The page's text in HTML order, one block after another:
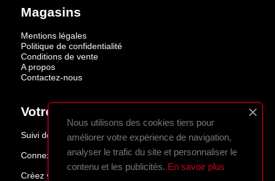
Magasins
Mentions légales
Politique de confidentialité
Conditions de vente
A propos
Contactez-nous
Votre Compte
Suivi de commande
Connexion
Créez votre compte
Nous utilisons des cookies tiers pour
améliorer votre expérience de navigation,
analyser le trafic du site et personnaliser le
contenu et les publicités. En savoir plus